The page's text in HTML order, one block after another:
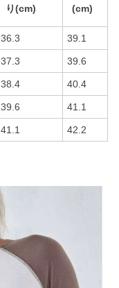
り(cm)
(cm)
36.3 39.1
37.3 39.6
38.4 40.4
39.6 41.1
41.1 42.2